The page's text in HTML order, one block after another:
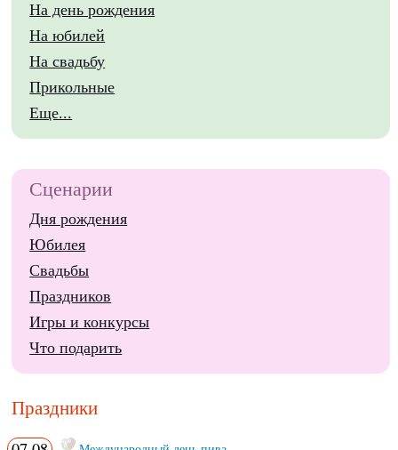
На день рождения
На юбилей
На свадьбу
Прикольные
Еще...
Сценарии
Дня рождения
Юбилея
Свадьбы
Праздников
Игры и конкурсы
Что подарить
Праздники